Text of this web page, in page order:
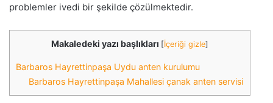
problemler ivedi bir şekilde çözülmektedir.
Makaledeki yazı başlıkları [İçeriği gizle]
Barbaros Hayrettinpaşa Uydu anten kurulumu
Barbaros Hayrettinpaşa Mahallesi çanak anten servisi